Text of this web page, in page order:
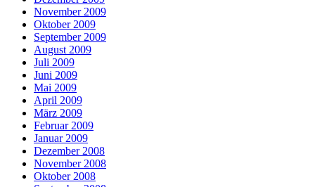
November 2009
Oktober 2009
September 2009
August 2009
Juli 2009
Juni 2009
Mai 2009
April 2009
März 2009
Februar 2009
Januar 2009
Dezember 2008
November 2008
Oktober 2008